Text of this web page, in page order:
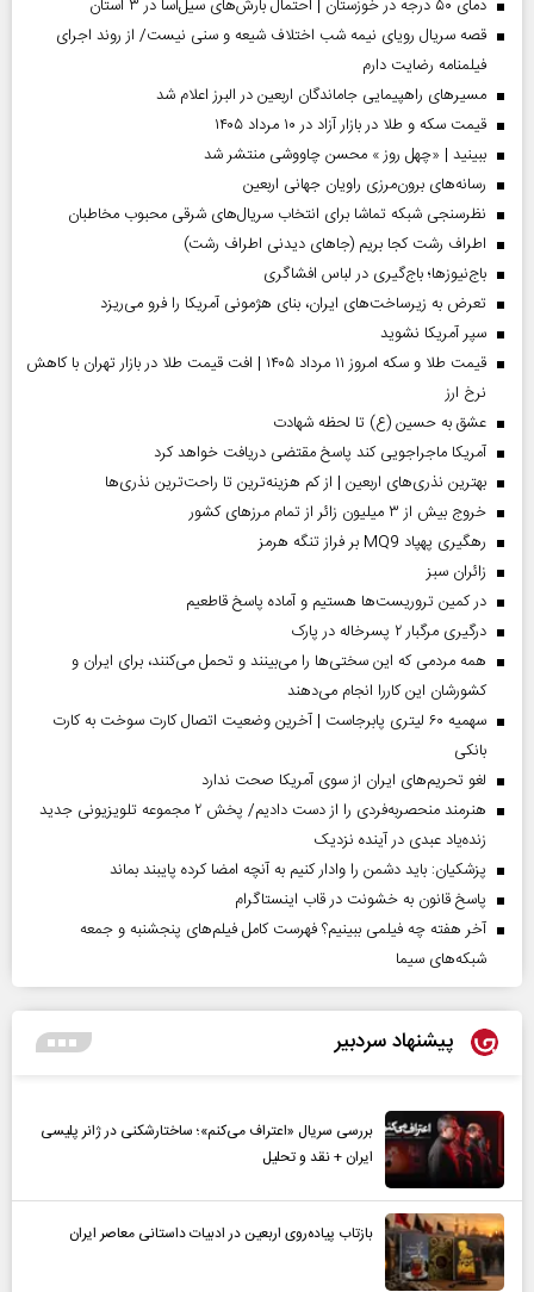
دمای ۵۰ درجه در خوزستان | احتمال بارش‌های سیل‌آسا در ۳ استان
قصه سریال رویای نیمه شب اختلاف شیعه و سنی نیست/ از روند اجرای
فیلمنامه رضایت دارم
مسیر‌های راهپیمایی جاماندگان اربعین در البرز اعلام شد
قیمت سکه و طلا در بازار آزاد در ۱۰ مرداد ۱۴۰۵
ببینید | «چهل روز » محسن چاووشی منتشر شد
رسانه‌های برون‌مرزی راویان جهانی اربعین
نظرسنجی شبکه تماشا برای انتخاب سریال‌های شرقی محبوب مخاطبان
اطراف رشت کجا بریم (جاهای دیدنی اطراف رشت)
باج‌نیوزها؛ باج‌گیری در لباس افشاگری
تعرض به زیرساخت‌های ایران، بنای هژمونی آمریکا را فرو می‌ریزد
سپر آمریکا نشوید
قیمت طلا و سکه امروز ۱۱ مرداد ۱۴۰۵ | افت قیمت طلا در بازار تهران با کاهش
نرخ ارز
عشق به حسین (ع) تا لحظه شهادت
آمریکا ماجراجویی کند پاسخ مقتضی دریافت خواهد کرد
بهترین نذری‌های اربعین | از کم هزینه‌ترین تا راحت‌ترین نذری‌ها
خروج بیش از ۳ میلیون زائر از تمام مرز‌های کشور
رهگیری پهپاد MQ9 بر فراز تنگه هرمز
‌زائران سبز
در کمین تروریست‌ها هستیم و آماده پاسخ قاطعیم
درگیری مرگبار ۲ پسرخاله در پارک
همه مردمی که این سختی‌ها را می‌بینند و تحمل می‌کنند، برای ایران و
کشورشان این کاررا انجام می‌دهند
سهمیه ۶۰ لیتری پابرجاست | آخرین وضعیت اتصال کارت سوخت به کارت
بانکی
لغو تحریم‌های ایران از سوی آمریکا صحت ندارد
هنرمند منحصر‌به‌فردی را از دست دادیم/ پخش ۲ مجموعه تلویزیونی جدید
زنده‌یاد عبدی در آینده نزدیک
پزشکیان: باید دشمن را وادار کنیم به آنچه امضا کرده پایبند بماند
پاسخ قانون به خشونت در قاب اینستاگرام
آخر هفته چه فیلمی ببینیم؟ فهرست کامل فیلم‌های پنجشنبه و جمعه
شبکه‌های سیما
پیشنهاد سردبیر
بررسی سریال «اعتراف می‌کنم»؛ ساختارشکنی در ژانر پلیسی
ایران + نقد و تحلیل
بازتاب پیاده‌روی اربعین در ادبیات داستانی معاصر ایران